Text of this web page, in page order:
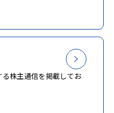
株主通信を掲載してお